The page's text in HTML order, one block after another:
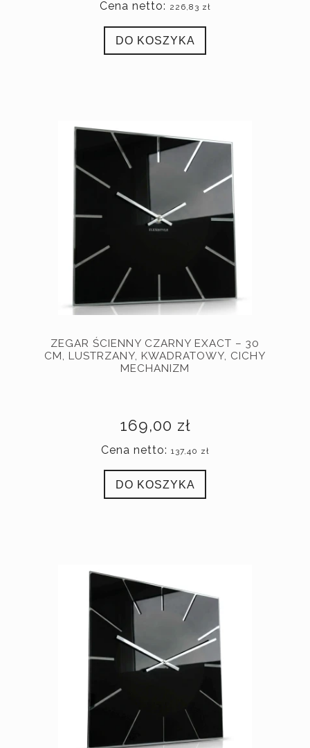
Cena netto: 226,83 zł
DO KOSZYKA
ZEGAR ŚCIENNY CZARNY EXACT – 30
CM, LUSTRZANY, KWADRATOWY, CICHY
MECHANIZM
169,00 zł
Cena netto: 137,40 zł
DO KOSZYKA